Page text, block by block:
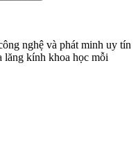
nghệ và phát minh uy tín
lăng kính khoa học mỗi